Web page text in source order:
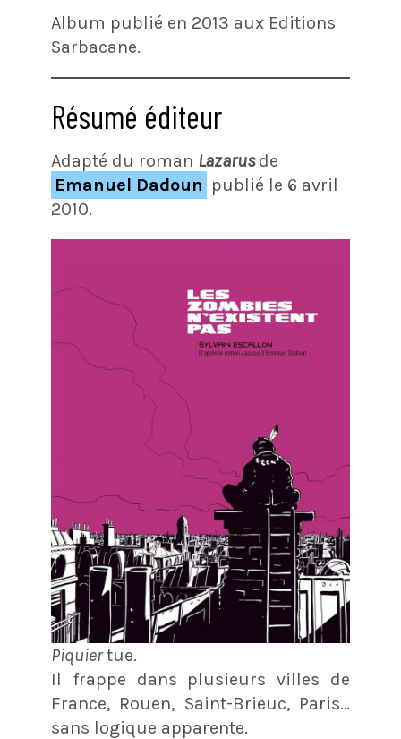
Album publié en 2013 aux Editions
Sarbacane.
Résumé éditeur
Adapté du roman Lazarusde
Emanuel Dadoun publié le 6 avril
2010.
Piquiertue.
Il frappe dans plusieurs villes de
France, Rouen, Saint-Brieuc, Paris…
sans logique apparente.